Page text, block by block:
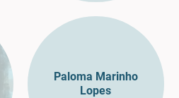
Paloma Marinho
Lopes